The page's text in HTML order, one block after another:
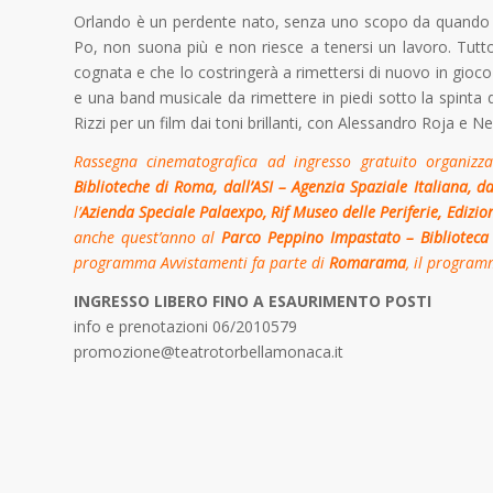
Orlando è un perdente nato, senza uno scopo da
Po, non suona più e non riesce a tenersi un lavoro.
cognata e che lo costringerà a rimettersi di nuovo in
e una band musicale da rimettere in piedi sotto la spinta
Rizzi per un film dai toni brillanti, con Alessandro Roja e
Rassegna cinematografica ad ingresso gratuito
Biblioteche di Roma, dall’ASI – Agenzia Spaziale Italiana,
l’Azienda Speciale Palaexpo, Rif Museo delle Periferie,
anche quest’anno alParco Peppino Impastato –
programma Avvistamenti fa parte di Romarama, il
INGRESSO LIBERO FINO A ESAURIMENTO POSTI
info e prenotazioni 06/2010579
promozione@teatrotorbellamonaca.it